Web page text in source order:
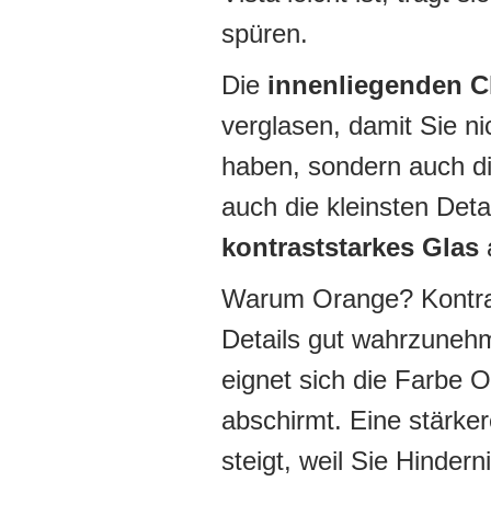
spüren.
Die innenliegenden
verglasen, damit Sie
haben, sondern auch
auch die kleinsten
kontraststarkes Glas
Warum Orange?
Details gut
eignet sich die Farbe
abschirmt. Eine
steigt, weil Sie